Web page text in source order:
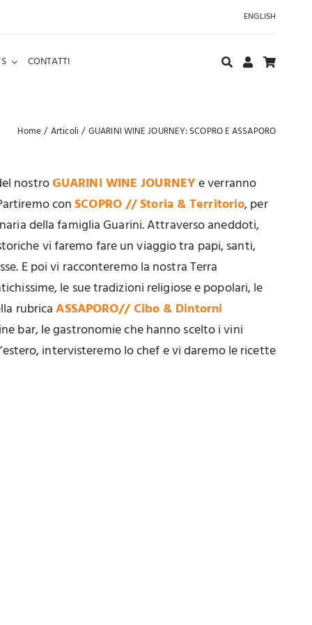
ENGLISH
CONTATTI
Home Articoli GUARINI WINE JOURNEY: SCOPRO E ASSAPORO
nostroGUARINI WINE JOURNEYe verranno
conSCOPRO // Storia & Territorio, per
della famiglia Guarini. Attraverso aneddoti,
vi faremo fare un viaggio tra papi, santi,
E poi vi racconteremo la nostra Terra
le sue tradizioni religiose e popolari, le
rubricaASSAPORO// Cibo & Dintorni
bar, le gastronomie che hanno scelto i vini
intervisteremo lo chef e vi daremo le ricette